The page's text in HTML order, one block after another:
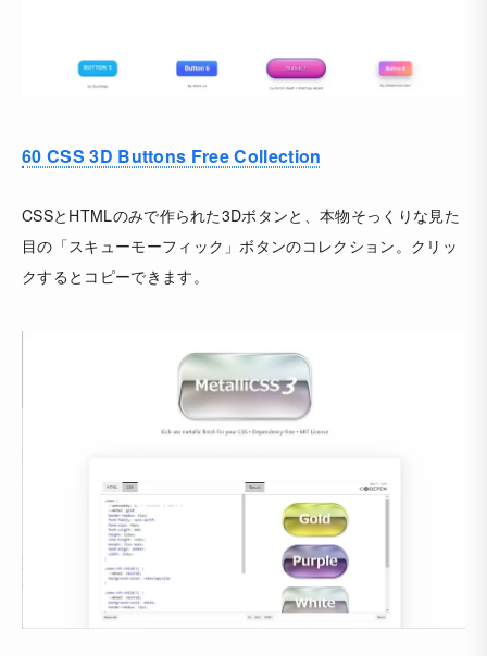
60 CSS 3D Buttons Free Collection
CSSとHTMLのみで作られた3Dボタンと、本物そっくりな見た
目の「スキューモーフィック」ボタンのコレクション。クリッ
クするとコピーできます。